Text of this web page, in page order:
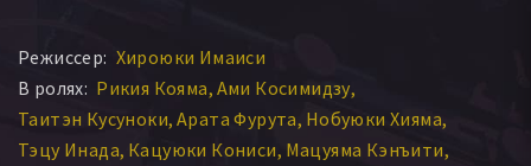
Режиссер: Хироюки Имаиси
В ролях: Рикия Кояма Ами Косимидзу
Таитэн Кусуноки Арата Фурута Нобуюки Хияма
Тэцу Инада Кацуюки Кониси Мацуяма Кэнъити